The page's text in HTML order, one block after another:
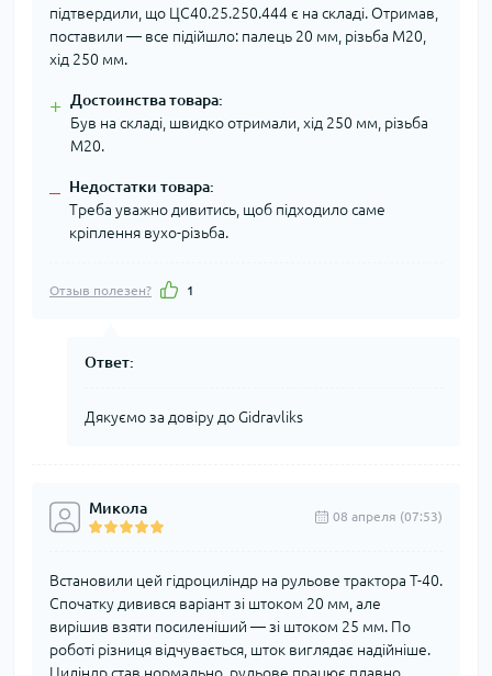
підтвердили, що ЦС40.25.250.444 є на складі. Отримав,
поставили — все підійшло: палець 20 мм, різьба М20,
хід 250 мм.
+ Достоинства товара:
Був на складі, швидко отримали, хід 250 мм, різьба
М20.
– Недостатки товара:
Треба уважно дивитись, щоб підходило саме
кріплення вухо-різьба.
Отзыв полезен? 1
Ответ:
Дякуємо за довіру до Gidravliks
Микола 08 апреля (07:53)
Встановили цей гідроциліндр на рульове трактора Т-40.
Спочатку дивився варіант зі штоком 20 мм, але
вирішив взяти посиленіший — зі штоком 25 мм. По
роботі різниця відчувається, шток виглядає надійніше.